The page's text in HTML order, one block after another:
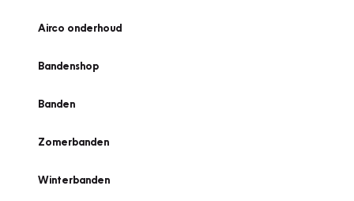
Airco onderhoud
Bandenshop
Banden
Zomerbanden
Winterbanden